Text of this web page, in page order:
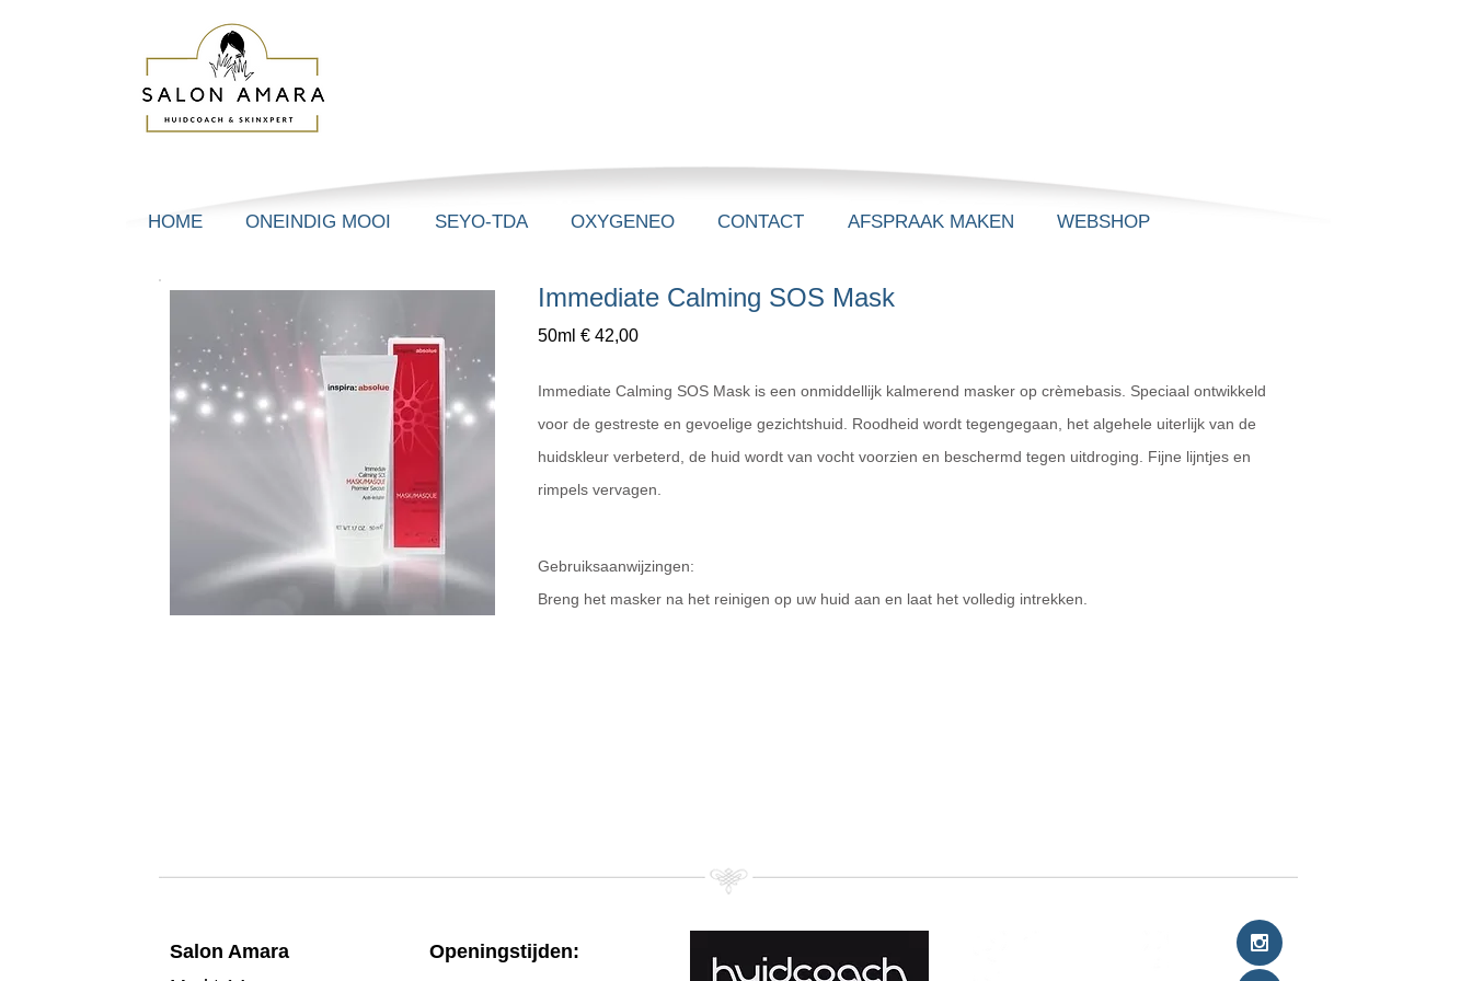
HOME ONEINDIG MOOI SEYO-TDA OXYGENEO CONTACT AFSPRAAK MAKEN WEBSHOP
Immediate Calming SOS Mask
50ml € 42,00
Immediate Calming SOS Mask is een onmiddellijk kalmerend masker op crèmebasis. Speciaal ontwikkeld
voor de gestreste en gevoelige gezichtshuid. Roodheid wordt tegengegaan, het algehele uiterlijk van de
huidskleur verbeterd, de huid wordt van vocht voorzien en beschermd tegen uitdroging. Fijne lijntjes en
rimpels vervagen.
Gebruiksaanwijzingen:
Breng het masker na het reinigen op uw huid aan en laat het volledig intrekken.
Salon Amara
Openingstijden: